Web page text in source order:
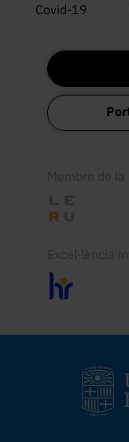
Covid-19
Membre de la
Excel·lència